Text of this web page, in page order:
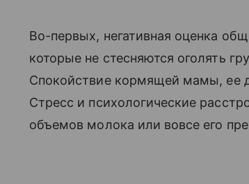
Во-первых, негативная оценка
которые не стесняются оголять
Спокойствие кормящей мамы, ее
Стресс и психологические
объемов молока или вовсе его